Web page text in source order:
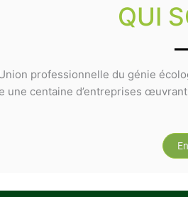
QUI
professionnelle du génie
une centaine d’entreprises